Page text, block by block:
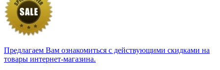
Предлагаем Вам ознакомиться с действующими скидками на
товары интернет-магазина.